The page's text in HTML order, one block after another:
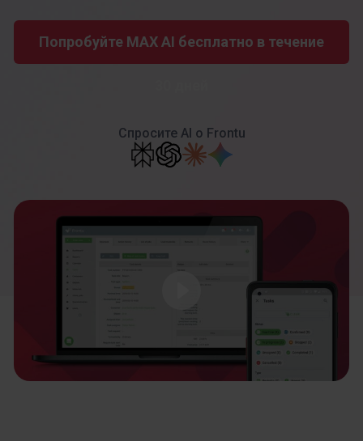
Попробуйте MAX AI бесплатно в течение
Спросите AI о Frontu